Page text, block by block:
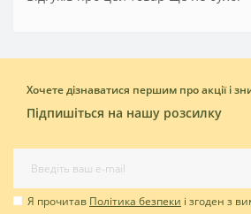
Хочете дізнаватися першим про акції і
Підпишіться на нашу розсилку
Я прочитав Політика безпеки і згоден з